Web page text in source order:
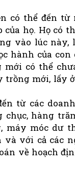
có thể đến
họ. Họ có
vào lúc này,
hành của
có thể
trồng mới, lấy
từ các
chục, hàng
máy móc dư
và với cả các
về hoạch